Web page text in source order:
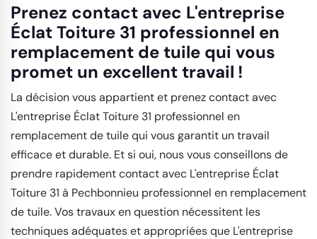
Prenez contact avec L'entreprise
Éclat Toiture 31 professionnel en
remplacement de tuile qui vous
promet un excellent travail !
La décision vous appartient et prenez contact avec
L'entreprise Éclat Toiture 31 professionnel en
remplacement de tuile qui vous garantit un travail
efficace et durable. Et si oui, nous vous conseillons de
prendre rapidement contact avec L'entreprise Éclat
Toiture 31 à Pechbonnieu professionnel en remplacement
de tuile. Vos travaux en question nécessitent les
techniques adéquates et appropriées que L'entreprise